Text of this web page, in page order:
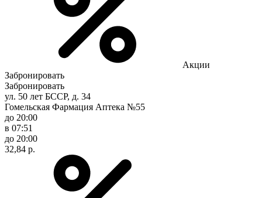
Акции
Забронировать
Забронировать
ул. 50 лет БССР, д. 34
Гомельская Фармация Аптека №55
до 20:00
в 07:51
до 20:00
32,84 р.